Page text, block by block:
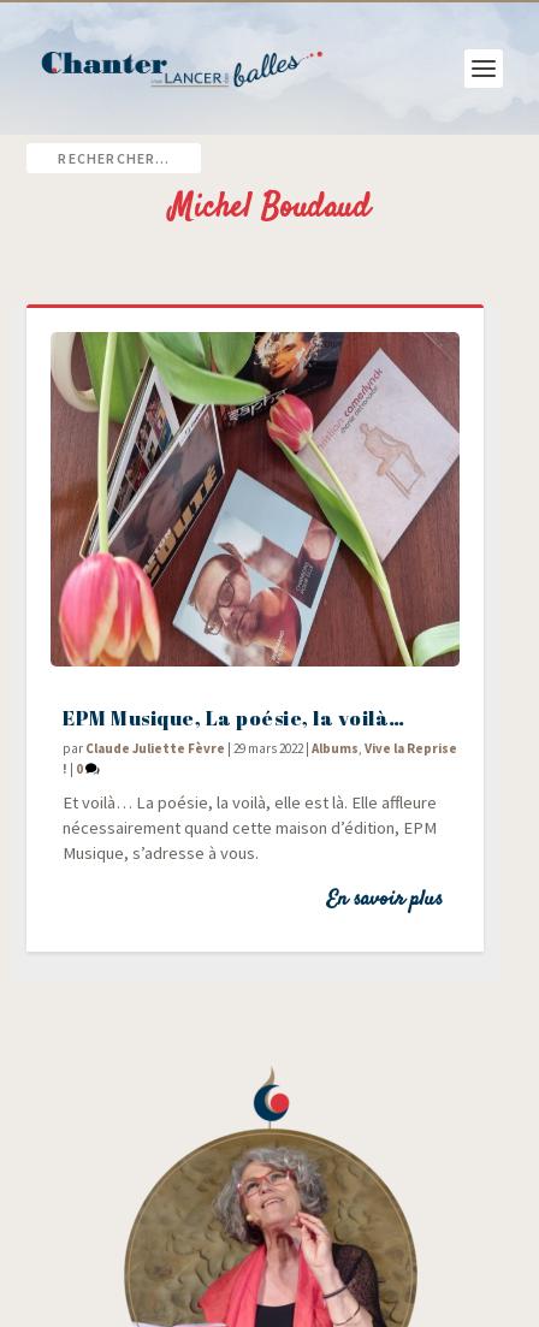
Michel Boudaud
EPM Musique, La poésie, la voilà…
par Claude Juliette Fèvre |29 mars 2022 |Albums ,Vive la Reprise
! | 0
Et voi­là… La poé­sie, la voi­là, elle est là. Elle affleure
néces­sai­re­ment quand cette mai­son d’édition, EPM
Musique, s’adresse à vous.
En savoir plus